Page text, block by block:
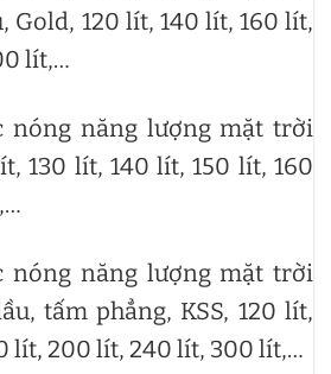
Gold, 120 lít, 140 lít, 160 lít,
lít,…
nóng năng lượng mặt trời
130 lít, 140 lít, 150 lít, 160
nóng năng lượng mặt trời
tấm phẳng, KSS, 120 lít,
lít, 200 lít, 240 lít, 300 lít,…